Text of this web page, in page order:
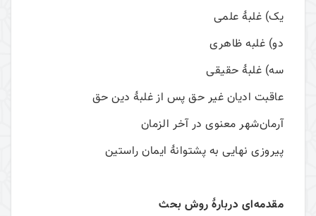
يک) غلبۀ علمی
دو) غلبه ظاهری
سه) غلبۀ حقيقی
عاقبت اديان غير حق پس از غلبۀ دين حق
آرمان‌شهر معنوی در آخر الزمان
پيروزی نهايی به پشتوانۀ ايمان راستين
مقدمه‌ای دربارۀ روش بحث